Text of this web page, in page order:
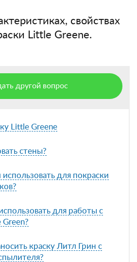
свойствах
Little Greene.
другой вопрос
Little Greene
стены?
использовать для покраски
для работы с
краску Литл Грин с